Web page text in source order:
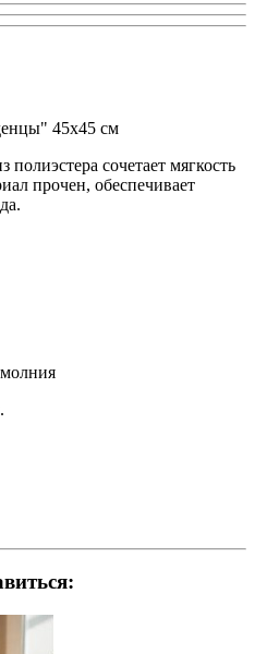
45х45 см
полиэстера сочетает мягкость
прочен, обеспечивает